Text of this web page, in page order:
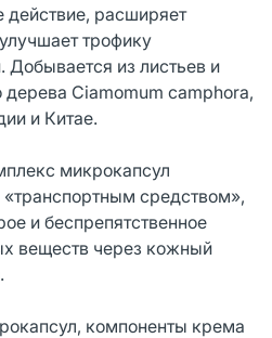
действие, расширяет
трофику
Добывается из листьев и
Ciamomum camphora,
и Китае.
микрокапсул
средством»,
и беспрепятственное
веществ через кожный
компоненты крема